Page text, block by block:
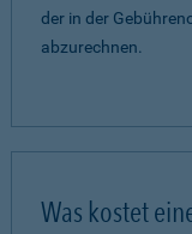
der in der
abzurechnen.
Was kostet